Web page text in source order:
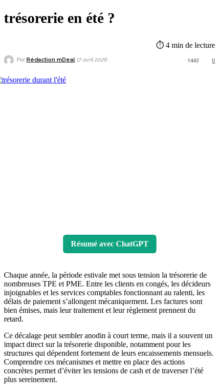
trésorerie en été ?
⏱ 4 min de lecture
Par Rédaction mDeal 17 avril 2026 0
1443
Résumé avec ChatGPT
Chaque année, la période estivale met sous tension la trésorerie de
nombreuses TPE et PME. Entre les clients en congés, les décideurs
injoignables et les services comptables fonctionnant au ralenti, les
délais de paiement s’allongent mécaniquement. Les factures sont
bien émises, mais leur traitement et leur règlement prennent du
retard.
Ce décalage peut sembler anodin à court terme, mais il a souvent un
impact direct sur la trésorerie disponible, notamment pour les
structures qui dépendent fortement de leurs encaissements mensuels.
Comprendre ces mécanismes et mettre en place des actions
concrètes permet d’éviter les tensions de cash et de traverser l’été
plus sereinement.